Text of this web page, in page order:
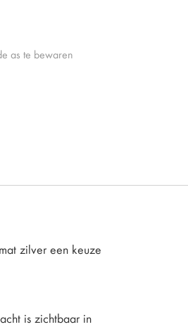
as te bewaren
zilver een keuze
is zichtbaar in